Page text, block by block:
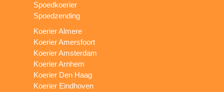
Spoedkoerier
Spoedzending
Koerier Almere
Koerier Amersfoort
Koerier Amsterdam
Koerier Arnhem
Koerier Den Haag
Koerier Eindhoven